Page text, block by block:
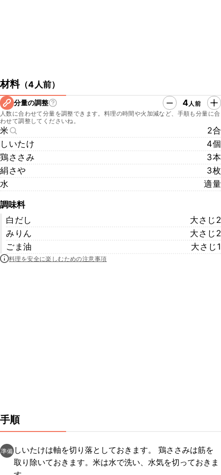
材料（4人前）
分量の調整 4人前
人数に合わせて分量を調整できます。料理の時間や火加減など、手順も分量に合
わせて調整してくださいね。
米
2合
しいたけ
4個
鶏ささみ
3本
絹さや
3枚
水
適量
調味料
白だし
大さじ2
みりん
大さじ2
ごま油
大さじ1
料理を安全に楽しむための注意事項
手順
準備 しいたけは軸を切り落としておきます。 鶏ささみは筋を
取り除いておきます。米は水で洗い、水気を切っておきま